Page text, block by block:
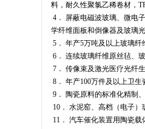
料，耐久性聚氯乙稀卷材，
4． 屏蔽电磁波玻璃、微电
学纤维面板和倒像器及玻璃
5． 年产5万吨及以上玻璃
6． 连续玻璃纤维原丝毡、
7． 传像束及激光医疗光纤
8． 年产100万件及以上卫生
9． 陶瓷原料的标准化精制
10． 水泥窑、高档（电子
11． 汽车催化装置用陶瓷